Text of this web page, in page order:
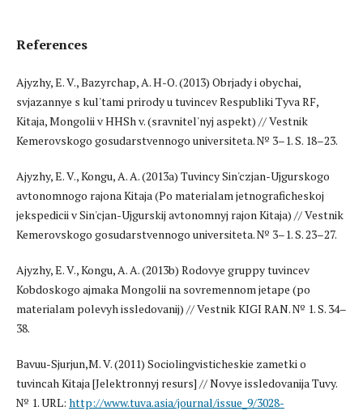
References
Ajyzhy, E. V., Bazyrchap, A. H-O. (2013) Obrjady i obychai,
svjazannye s kul'tami prirody u tuvincev Respubliki Tyva RF,
Kitaja, Mongolii v HHSh v. (sravnitel'nyj aspekt) // Vestnik
Kemerovskogo gosudarstvennogo universiteta. № 3–1. S. 18–23.
Ajyzhy, E. V., Kongu, A. A. (2013a) Tuvincy Sin'czjan-Ujgurskogo
avtonomnogo rajona Kitaja (Po materialam jetnograficheskoj
jekspedicii v Sin'cjan-Ujgurskij avtonomnyj rajon Kitaja) // Vestnik
Kemerovskogo gosudarstvennogo universiteta. № 3–1. S. 23–27.
Ajyzhy, E. V., Kongu, A. A. (2013b) Rodovye gruppy tuvincev
Kobdoskogo ajmaka Mongolii na sovremennom jetape (po
materialam polevyh issledovanij) // Vestnik KIGI RAN. № 1. S. 34–
38.
Bavuu-Sjurjun,M. V. (2011) Sociolingvisticheskie zametki o
tuvincah Kitaja [Jelektronnyj resurs] // Novye issledovanija Tuvy.
№ 1. URL: http://www.tuva.asia/journal/issue_9/3028-